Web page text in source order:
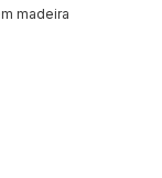
madeira